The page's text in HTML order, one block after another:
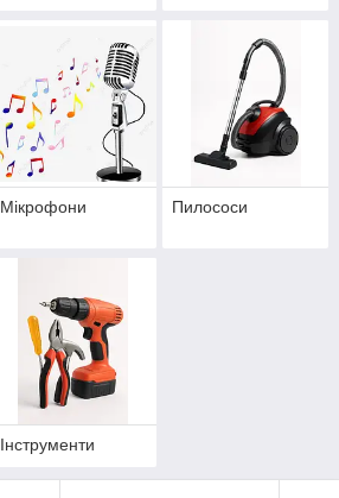
Мікрофони Пилососи
Інструменти